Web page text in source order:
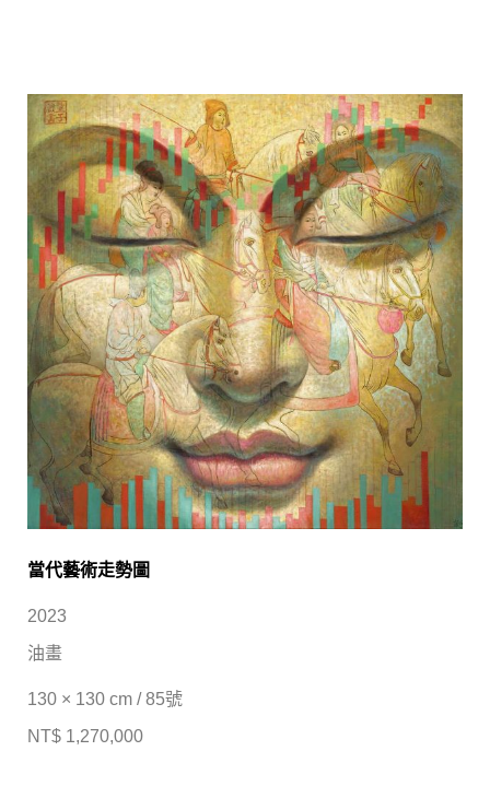
當代藝術走勢圖
2023
油畫
130 × 130 cm / 85號
NT$ 1,270,000